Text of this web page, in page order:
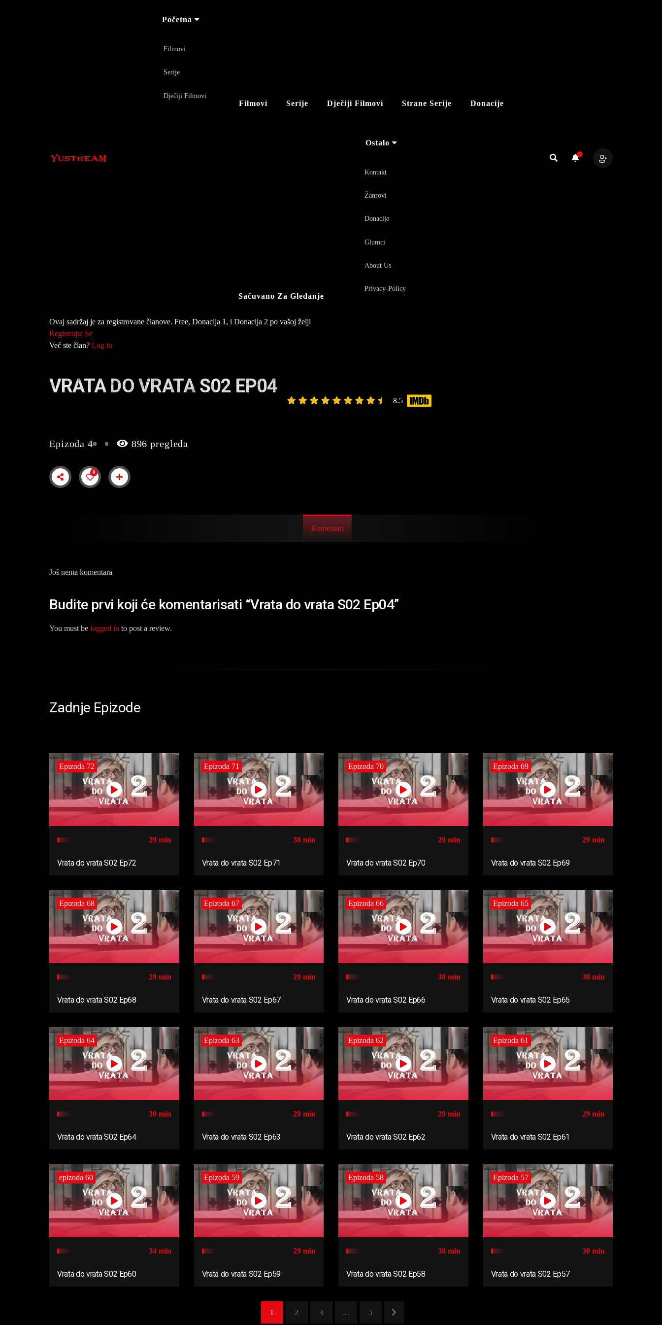
Početna
Filmovi
Serije
Dječiji Filmovi
Filmovi Serije Dječiji Filmovi Strane Serije Donacije
Sačuvano Za Gledanje
Ostalo
Kontakt
Žanrovi
Donacije
Glumci
About Us
Privacy-Policy
Ovaj sadržaj je za registrovane članove. Free, Donacija 1, i Donacija 2 po vašoj želji
Registrujte Se
Već ste član? Log in
VRATA DO VRATA S02 EP04
8.5
Epizoda 4 896 pregleda
0
Komentari
Još nema komentara
Budite prvi koji će komentarisati “Vrata do vrata S02 Ep04”
You must be logged in to post a review.
Zadnje Epizode
Epizoda 72
29 min
Vrata do vrata S02 Ep72
Epizoda 71
30 min
Vrata do vrata S02 Ep71
Epizoda 70
29 min
Vrata do vrata S02 Ep70
Epizoda 69
29 min
Vrata do vrata S02 Ep69
Epizoda 68
29 min
Vrata do vrata S02 Ep68
Epizoda 67
29 min
Vrata do vrata S02 Ep67
Epizoda 66
30 min
Vrata do vrata S02 Ep66
Epizoda 65
30 min
Vrata do vrata S02 Ep65
Epizoda 64
30 min
Vrata do vrata S02 Ep64
Epizoda 63
29 min
Vrata do vrata S02 Ep63
Epizoda 62
29 min
Vrata do vrata S02 Ep62
Epizoda 61
29 min
Vrata do vrata S02 Ep61
epizoda 60
34 min
Vrata do vrata S02 Ep60
Epizoda 59
29 min
Vrata do vrata S02 Ep59
Epizoda 58
30 min
Vrata do vrata S02 Ep58
Epizoda 57
30 min
Vrata do vrata S02 Ep57
1 2 3 … 5